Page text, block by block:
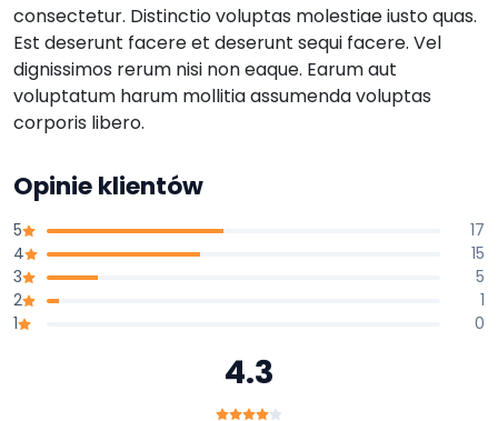
consectetur. Distinctio voluptas molestiae iusto quas.
Est deserunt facere et deserunt sequi facere. Vel
dignissimos rerum nisi non eaque. Earum aut
voluptatum harum mollitia assumenda voluptas
corporis libero.
Opinie klientów
5
17
4
15
3
5
2
1
1
0
4.3